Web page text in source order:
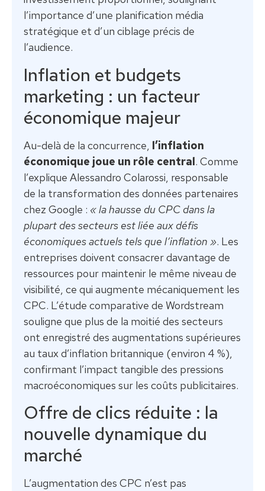
l’importance d’une planification média
stratégique et d’un ciblage précis de
l’audience.
Inflation et budgets
marketing : un facteur
économique majeur
Au-delà de la concurrence, l’inflation
économique joue un rôle central. Comme
l’explique Alessandro Colarossi, responsable
de la transformation des données partenaires
chez Google : « la hausse du CPC dans la
plupart des secteurs est liée aux défis
économiques actuels tels que l’inflation ». Les
entreprises doivent consacrer davantage de
ressources pour maintenir le même niveau de
visibilité, ce qui augmente mécaniquement les
CPC. L’étude comparative de Wordstream
souligne que plus de la moitié des secteurs
ont enregistré des augmentations supérieures
au taux d’inflation britannique (environ 4 %),
confirmant l’impact tangible des pressions
macroéconomiques sur les coûts publicitaires.
Offre de clics réduite : la
nouvelle dynamique du
marché
L’augmentation des CPC n’est pas